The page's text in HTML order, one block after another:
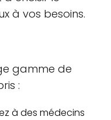
à vos besoins.
gamme de
:
à des médecins